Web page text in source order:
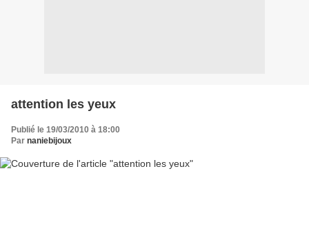
attention les yeux
Publié le 19/03/2010 à 18:00
Par naniebijoux